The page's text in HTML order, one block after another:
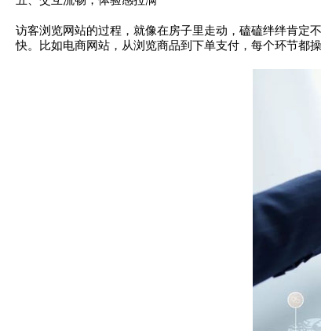
访客浏览网站的过程，就像在房子里走动，磕磕绊绊肯定
快。比如电商网站，从浏览商品到下单支付，每个环节都